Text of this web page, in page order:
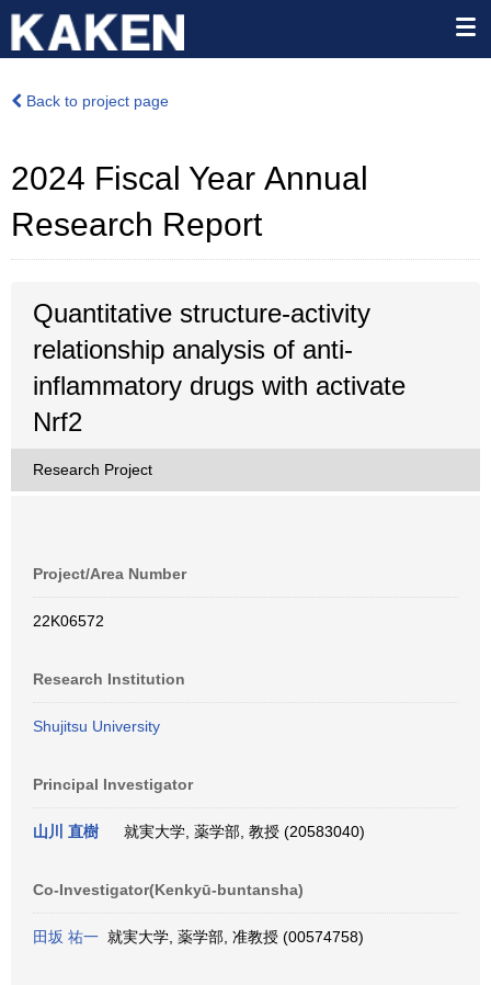
Back to project page
2024 Fiscal Year Annual
Research Report
Quantitative structure-activity
relationship analysis of anti-
inflammatory drugs with activate
Nrf2
Research Project
Project/Area Number
22K06572
Research Institution
Shujitsu University
Principal Investigator
山川 直樹 就実大学, 薬学部, 教授 (20583040)
Co-Investigator(Kenkyū-buntansha)
田坂 祐一 就実大学, 薬学部, 准教授 (00574758)